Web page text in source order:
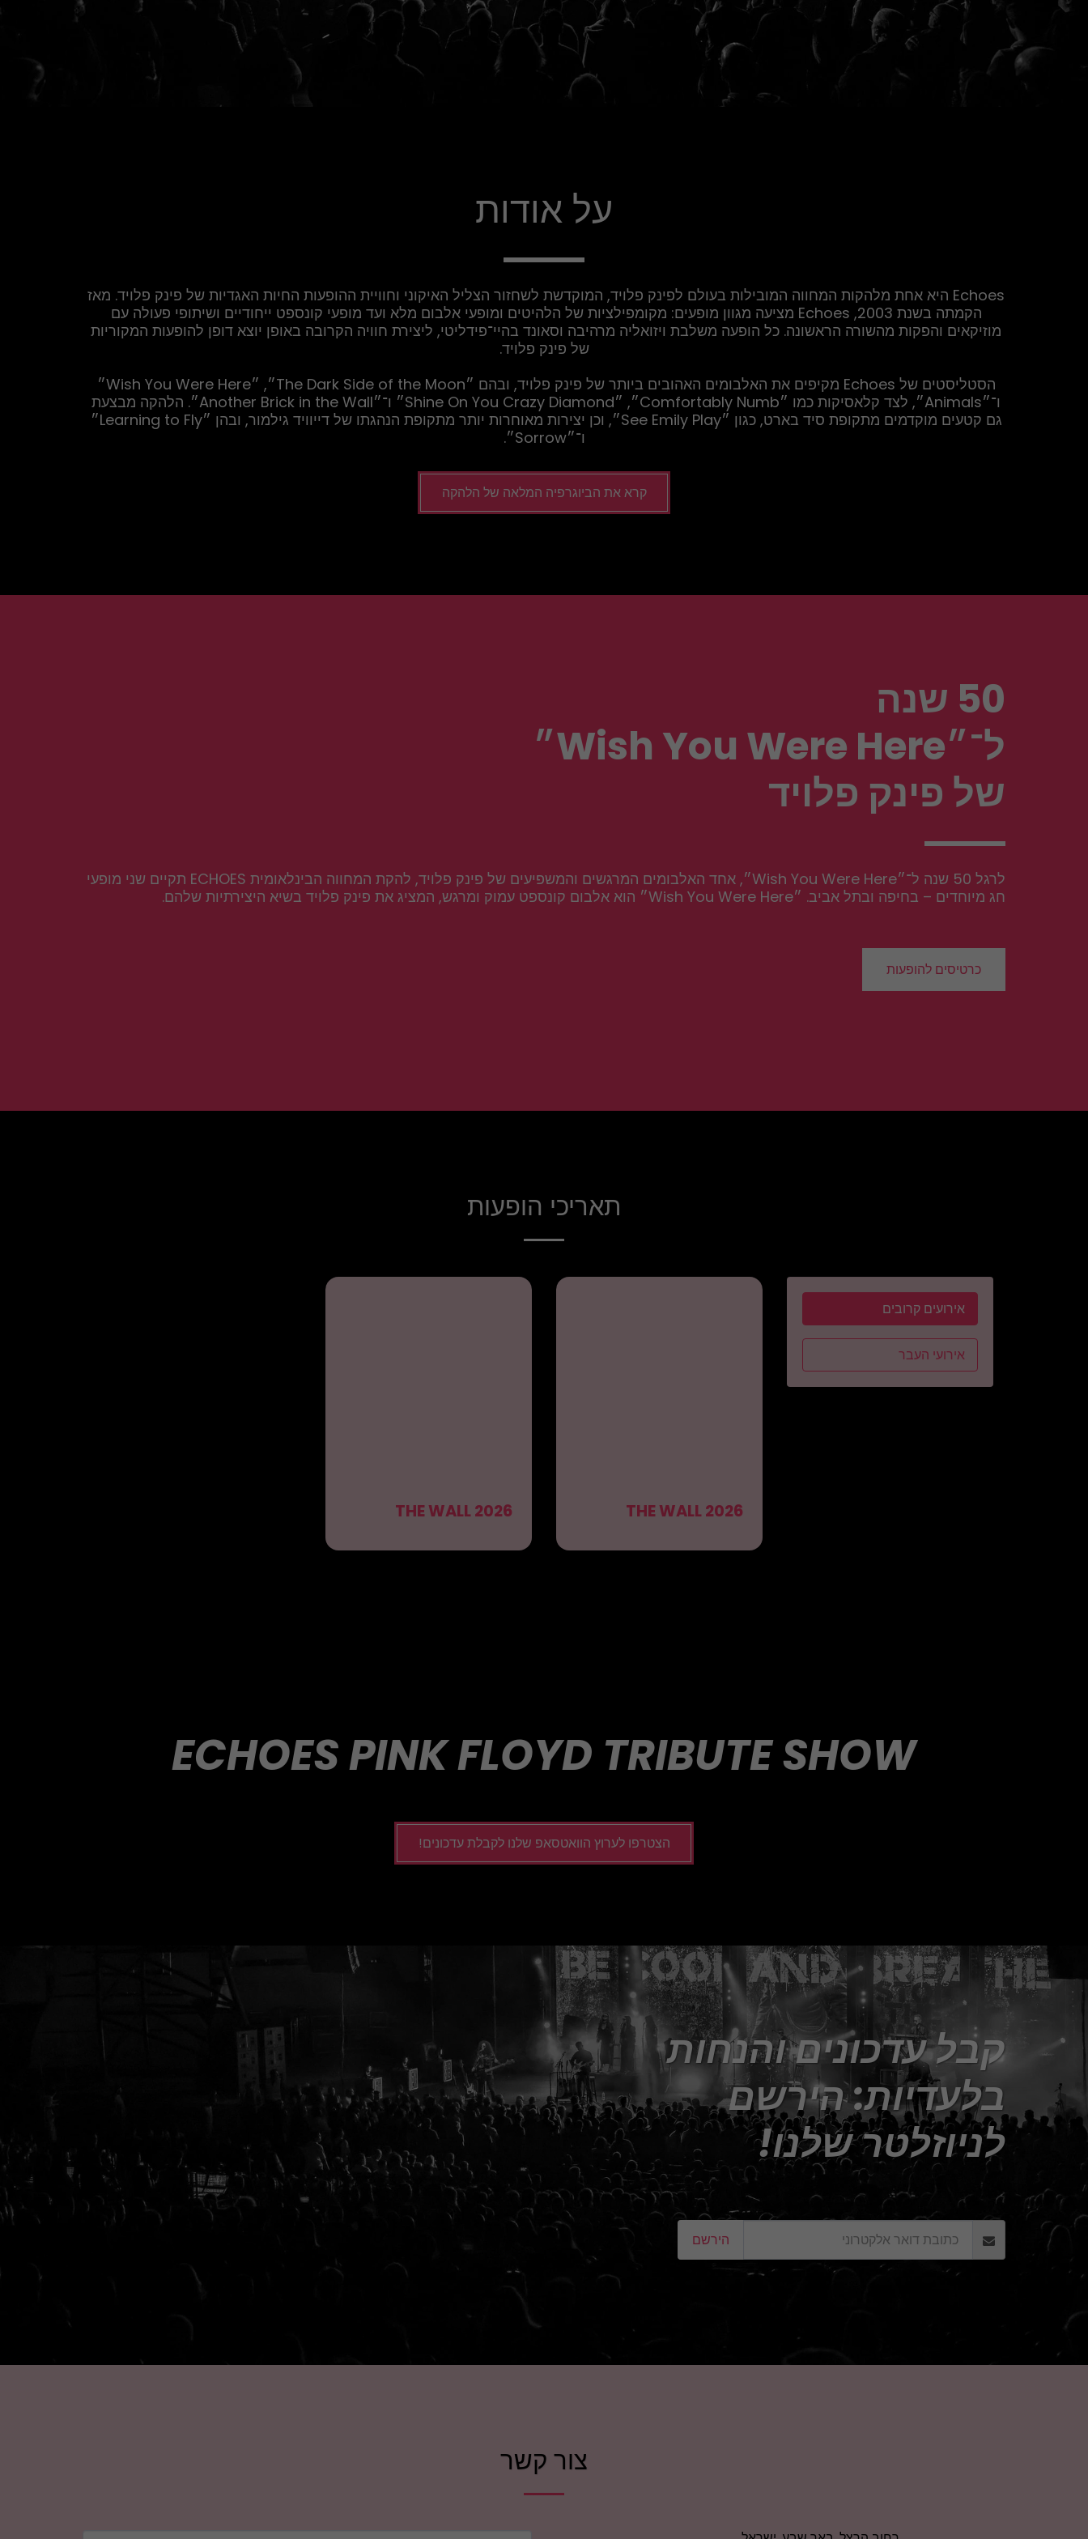
על אודות
של פינק פלויד.
ו־״Sorrow״.
קרא את הביוגרפיה המלאה של הלהקה
50 שנה
ל־״Wish You Were Here״
של פינק פלויד
חג מיוחדים – בחיפה ובתל אביב. ״Wish You Were Here״ הוא אלבום קונספט עמוק ומרגש, המציג את פינק פלויד בשיא היצירתיות שלהם.
כרטיסים להופעות
תאריכי הופעות
אירועים קרובים
אירועי העבר
THE WALL 2026
THE WALL 2026
ECHOES PINK FLOYD TRIBUTE SHOW
הצטרפו לערוץ הוואטסאפ שלנו לקבלת עדכונים!
קבל עדכונים והנחות
בלעדיות: הירשם
לניוזלטר שלנו!
הירשם
צור קשר